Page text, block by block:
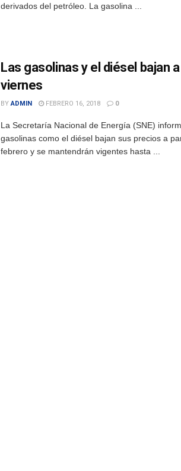
derivados del petróleo. La gasolina ...
Las gasolinas y el diésel bajan
viernes
BY ADMIN FEBRERO 16, 2018 0
La Secretaría Nacional de Energía (SNE)
gasolinas como el diésel bajan sus precios a
febrero y se mantendrán vigentes hasta ...